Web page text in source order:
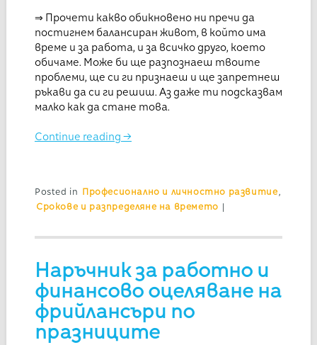
⇒ Прочети какво обикновено ни пречи да
постигнем балансиран живот, в който има
време и за работа, и за всичко друго, което
обичаме. Може би ще разпознаеш твоите
проблеми, ще си ги признаеш и ще запретнеш
ръкави да си ги решиш. Аз даже ти подсказвам
малко как да стане това.
Continue reading →
Posted in Професионално и личностно развитие ,
Срокове и разпределяне на времето |
Наръчник за работно и
финансово оцеляване на
фрийлансъри по
празниците